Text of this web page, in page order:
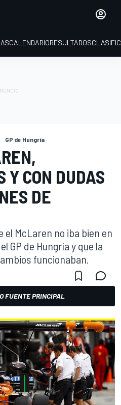
CALENDARIORESULTADOS
GP de Hungría
Y CON DUDAS
DE
el McLaren no iba bien en
GP de Hungría y que la
funcionaban.
FUENTE PRINCIPAL